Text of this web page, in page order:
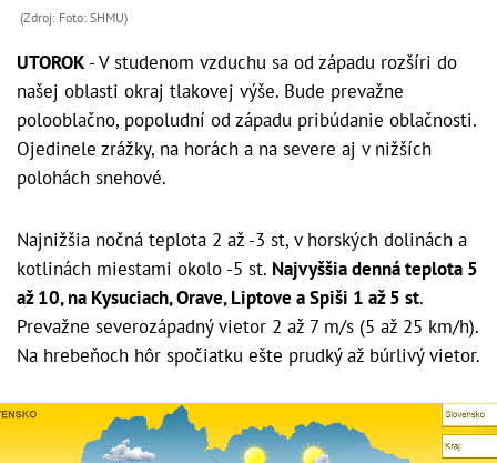
(Zdroj: Foto: SHMU)
UTOROK - V studenom vzduchu sa od západu rozšíri do
našej oblasti okraj tlakovej výše. Bude prevažne
polooblačno, popoludní od západu pribúdanie oblačnosti.
Ojedinele zrážky, na horách a na severe aj v nižších
polohách snehové.
Najnižšia nočná teplota 2 až -3 st, v horských dolinách a
kotlinách miestami okolo -5 st. Najvyššia denná teplota 5
až 10, na Kysuciach, Orave, Liptove a Spiši 1 až 5 st.
Prevažne severozápadný vietor 2 až 7 m/s (5 až 25 km/h).
Na hrebeňoch hôr spočiatku ešte prudký až búrlivý vietor.